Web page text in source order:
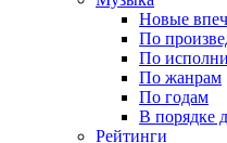
Новые
По
По
По жанрам
По годам
В порядке
Рейтинги